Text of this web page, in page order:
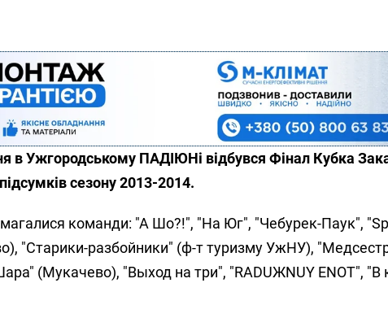
в Ужгородському ПАДІЮНі відбувся Фінал Кубка
сезону 2013-2014.
команди: "А Шо?!", "На Юг", "Чебурек-Паук",
"Старики-разбойники" (ф-т туризму УжНУ),
(Мукачево), "Выход на три", "RADUЖNUY ENOT", "В